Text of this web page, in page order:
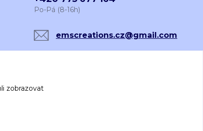
Po-Pá (8-16h)
emscreations.cz@gmail.com
zobrazovat